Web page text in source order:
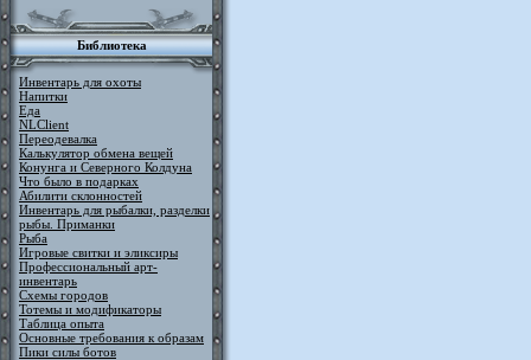
Библиотека
Инвентарь для охоты
Напитки
Еда
NLClient
Переодевалка
Калькулятор обмена вещей
Конунга и Северного Колдуна
Что было в подарках
Абилити склонностей
Инвентарь для рыбалки, разделки
рыбы. Приманки
Рыба
Игровые свитки и эликсиры
Профессиональный арт-
инвентарь
Схемы городов
Тотемы и модификаторы
Таблица опыта
Основные требования к образам
Пики силы ботов